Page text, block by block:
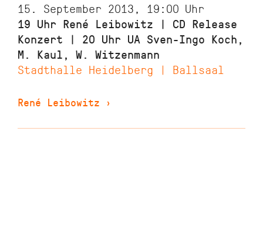
15. September 2013, 19:00 Uhr
19 Uhr René Leibowitz | CD Release
Konzert | 20 Uhr UA Sven-Ingo Koch,
M. Kaul, W. Witzenmann
Stadthalle Heidelberg | Ballsaal
René Leibowitz ›